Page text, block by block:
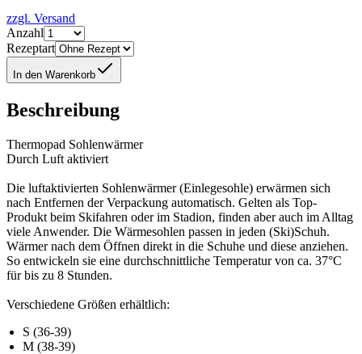
zzgl. Versand
Anzahl
Rezeptart
In den Warenkorb
Beschreibung
Thermopad Sohlenwärmer
Durch Luft aktiviert
Die luftaktivierten Sohlenwärmer (Einlegesohle) erwärmen sich
nach Entfernen der Verpackung automatisch. Gelten als Top-
Produkt beim Skifahren oder im Stadion, finden aber auch im Alltag
viele Anwender. Die Wärmesohlen passen in jeden (Ski)Schuh.
Wärmer nach dem Öffnen direkt in die Schuhe und diese anziehen.
So entwickeln sie eine durchschnittliche Temperatur von ca. 37°C
für bis zu 8 Stunden.
Verschiedene Größen erhältlich:
S (36-39)
M (38-39)